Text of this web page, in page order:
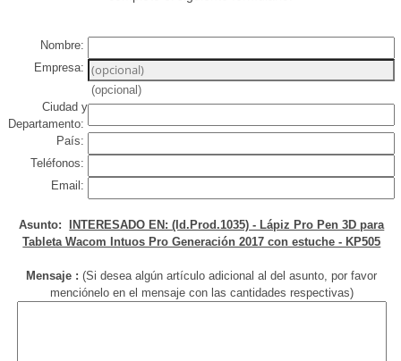
Nombre:
Empresa:
(opcional)
Ciudad y
Departamento:
País:
Teléfonos:
Email:
Asunto:
INTERESADO EN: (Id.Prod.1035) - Lápiz Pro Pen 3D para
Tableta Wacom Intuos Pro Generación 2017 con estuche - KP505
Mensaje : (Si desea algún artículo adicional al del asunto, por favor
menciónelo en el mensaje con las cantidades respectivas)